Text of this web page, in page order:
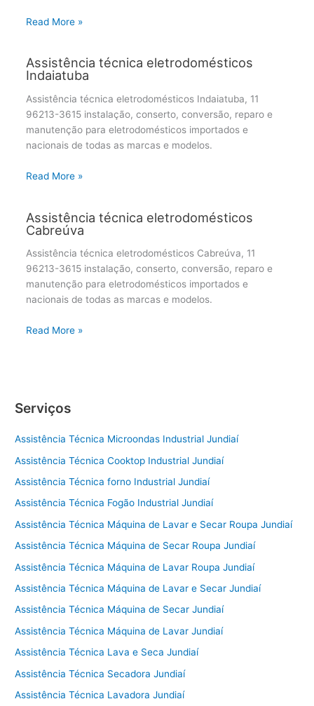
Read More »
Assistência técnica eletrodomésticos
Indaiatuba
Assistência técnica eletrodomésticos Indaiatuba, 11
96213-3615 instalação, conserto, conversão, reparo e
manutenção para eletrodomésticos importados e
nacionais de todas as marcas e modelos.
Read More »
Assistência técnica eletrodomésticos
Cabreúva
Assistência técnica eletrodomésticos Cabreúva, 11
96213-3615 instalação, conserto, conversão, reparo e
manutenção para eletrodomésticos importados e
nacionais de todas as marcas e modelos.
Read More »
Serviços
Assistência Técnica Microondas Industrial Jundiaí
Assistência Técnica Cooktop Industrial Jundiaí
Assistência Técnica forno Industrial Jundiaí
Assistência Técnica Fogão Industrial Jundiaí
Assistência Técnica Máquina de Lavar e Secar Roupa Jundiaí
Assistência Técnica Máquina de Secar Roupa Jundiaí
Assistência Técnica Máquina de Lavar Roupa Jundiaí
Assistência Técnica Máquina de Lavar e Secar Jundiaí
Assistência Técnica Máquina de Secar Jundiaí
Assistência Técnica Máquina de Lavar Jundiaí
Assistência Técnica Lava e Seca Jundiaí
Assistência Técnica Secadora Jundiaí
Assistência Técnica Lavadora Jundiaí